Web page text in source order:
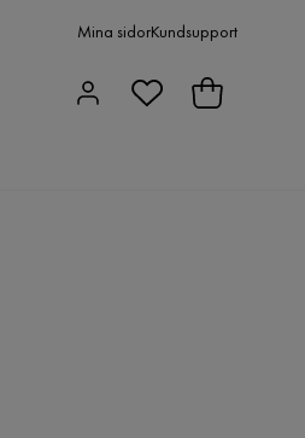
Mina sidorKundsupport